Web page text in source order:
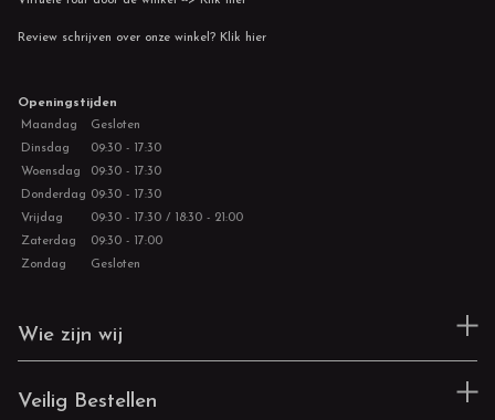
Review schrijven over onze winkel? Klik hier
Openingstijden
Maandag
Gesloten
Dinsdag
09:30 - 17:30
Woensdag
09:30 - 17:30
Donderdag 09:30 - 17:30
Vrijdag
09:30 - 17:30 / 18:30 - 21:00
Zaterdag
09:30 - 17:00
Zondag
Gesloten
Wie zijn wij
Veilig Bestellen